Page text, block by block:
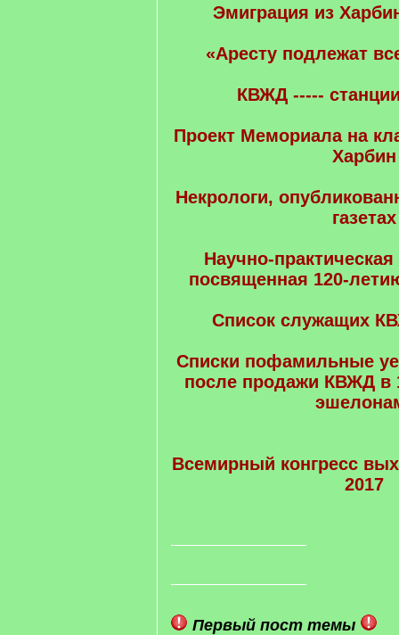
Эмиграция из
«Аресту подлежат
КВЖД -----
Проект Мемориала на
Харбин
Некрологи,
газетах
Научно-
посвященная 120-
Список служащих
Списки пофамильные
после продажи КВЖД в
Всемирный конгресс
2017
Первый пост темы